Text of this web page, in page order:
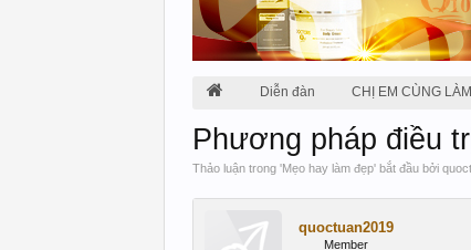
Diễn đàn CHỊ EM CÙNG
Phương pháp điều
Thảo luận trong 'Mẹo hay làm đẹp' bắt đầu bởi
quoctuan2019
Member